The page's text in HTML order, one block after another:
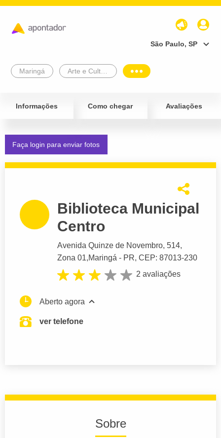
São Paulo, SP
Maringá
Informações Como chegar Avaliações
Faça login para enviar fotos
Biblioteca Municipal
Centro
Avenida Quinze de Novembro, 514,
Zona 01,Maringá - PR, CEP: 87013-230
2 avaliações
Aberto agora
ver telefone
Sobre